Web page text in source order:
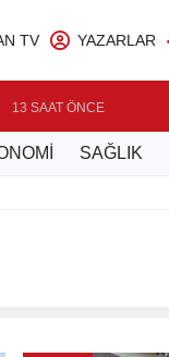
TV YAZARLAR
13 SAAT ÖNCE
SAĞLIK